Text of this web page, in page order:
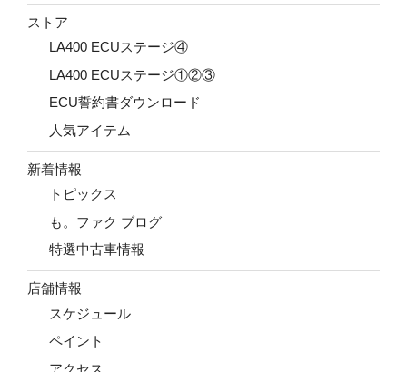
ストア
LA400 ECUステージ④
LA400 ECUステージ①②③
ECU誓約書ダウンロード
人気アイテム
新着情報
トピックス
も。ファク ブログ
特選中古車情報
店舗情報
スケジュール
ペイント
アクセス